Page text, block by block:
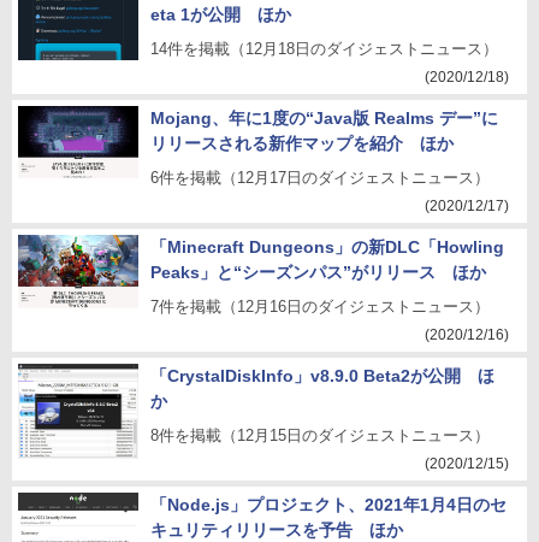
eta 1が公開 ほか
14件を掲載（12月18日のダイジェストニュース）
(2020/12/18)
Mojang、年に1度の“Java版 Realms デー”に
リリースされる新作マップを紹介 ほか
6件を掲載（12月17日のダイジェストニュース）
(2020/12/17)
「Minecraft Dungeons」の新DLC「Howling
Peaks」と“シーズンパス”がリリース ほか
7件を掲載（12月16日のダイジェストニュース）
(2020/12/16)
「CrystalDiskInfo」v8.9.0 Beta2が公開 ほ
か
8件を掲載（12月15日のダイジェストニュース）
(2020/12/15)
「Node.js」プロジェクト、2021年1月4日のセ
キュリティリリースを予告 ほか